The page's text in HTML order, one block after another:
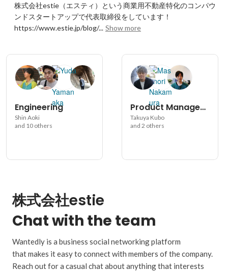
株式会社estie（エスティ）という商業用不動産特化のコンパウ
ンドスタートアップで代表取締役をしています！
https://www.estie.jp/blog/... Show more
Engineering
Shin Aoki
and 10 others
Product Management
Takuya Kubo
and 2 others
株式会社estie
Chat with the team
Wantedly is a business social networking platform
that makes it easy to connect with members of the company.
Reach out for a casual chat about anything that interests